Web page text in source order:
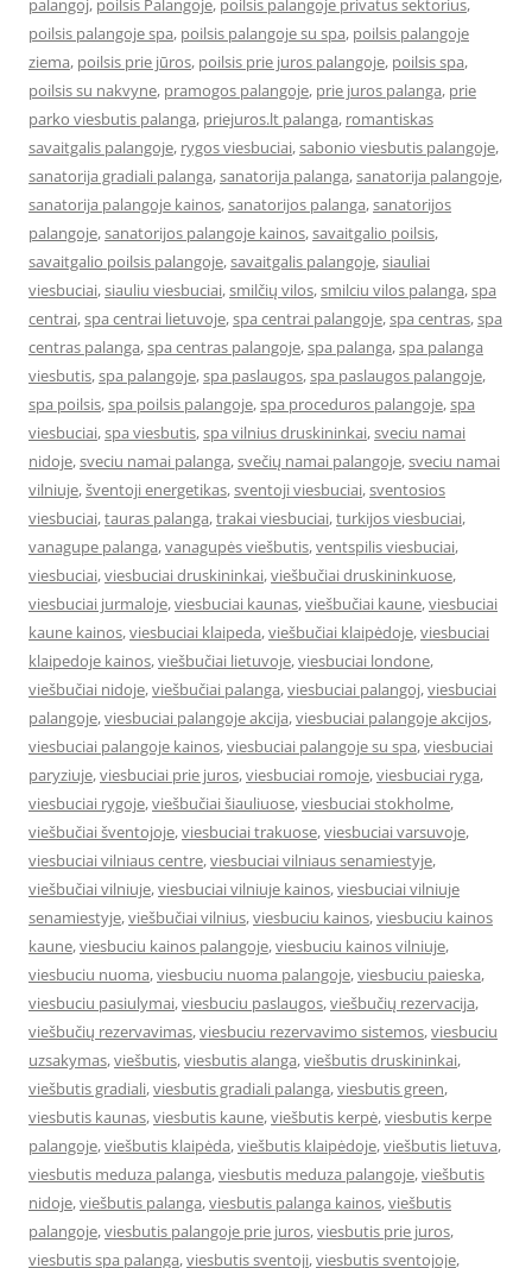
palangoj, poilsis Palangoje, poilsis palangoje privatus sektorius,
poilsis palangoje spa, poilsis palangoje su spa, poilsis palangoje
ziema, poilsis prie jūros, poilsis prie juros palangoje, poilsis spa,
poilsis su nakvyne, pramogos palangoje, prie juros palanga, prie
parko viesbutis palanga, priejuros.lt palanga, romantiskas
savaitgalis palangoje, rygos viesbuciai,sabonio viesbutis palangoje,
sanatorija gradiali palanga,sanatorija palanga,sanatorija palangoje,
sanatorija palangoje kainos,sanatorijos palanga,sanatorijos
palangoje,sanatorijos palangoje kainos,savaitgalio poilsis,
savaitgalio poilsis palangoje,savaitgalis palangoje,siauliai
viesbuciai,siauliu viesbuciai,smilčių vilos,smilciu vilos palanga,spa
centrai,spa centrai lietuvoje,spa centrai palangoje,spa centras,spa
centras palanga,spa centras palangoje,spa palanga,spa palanga
viesbutis,spa palangoje,spa paslaugos,spa paslaugos palangoje,
spa poilsis,spa poilsis palangoje,spa proceduros palangoje,spa
viesbuciai,spa viesbutis,spa vilnius druskininkai,sveciu namai
nidoje,sveciu namai palanga,svečių namai palangoje,sveciu namai
vilniuje,šventoji energetikas,sventoji viesbuciai,sventosios
viesbuciai,tauras palanga,trakai viesbuciai,turkijos viesbuciai,
vanagupe palanga,vanagupės viešbutis,ventspilis viesbuciai,
viesbuciai,viesbuciai druskininkai,viešbučiai druskininkuose,
viesbuciai jurmaloje,viesbuciai kaunas,viešbučiai kaune,viesbuciai
kaune kainos,viesbuciai klaipeda,viešbučiai klaipėdoje,viesbuciai
klaipedoje kainos,viešbučiai lietuvoje,viesbuciai londone,
viešbučiai nidoje,viešbučiai palanga,viesbuciai palangoj,viesbuciai
palangoje,viesbuciai palangoje akcija,viesbuciai palangoje akcijos,
viesbuciai palangoje kainos,viesbuciai palangoje su spa,viesbuciai
paryziuje,viesbuciai prie juros,viesbuciai romoje,viesbuciai ryga,
viesbuciai rygoje,viešbučiai šiauliuose,viesbuciai stokholme,
viešbučiai šventojoje,viesbuciai trakuose,viesbuciai varsuvoje,
viesbuciai vilniaus centre,viesbuciai vilniaus senamiestyje,
viešbučiai vilniuje,viesbuciai vilniuje kainos,viesbuciai vilniuje
senamiestyje,viešbučiai vilnius,viesbuciu kainos,viesbuciu kainos
kaune,viesbuciu kainos palangoje,viesbuciu kainos vilniuje,
viesbuciu nuoma,viesbuciu nuoma palangoje,viesbuciu paieska,
viesbuciu pasiulymai,viesbuciu paslaugos,viešbučių rezervacija,
viešbučių rezervavimas,viesbuciu rezervavimo sistemos,viesbuciu
uzsakymas,viešbutis,viesbutis alanga,viešbutis druskininkai,
viešbutis gradiali,viesbutis gradiali palanga,viesbutis green,
viesbutis kaunas,viesbutis kaune,viešbutis kerpė,viesbutis kerpe
palangoje,viešbutis klaipėda,viešbutis klaipėdoje,viešbutis lietuva,
viesbutis meduza palanga,viesbutis meduza palangoje,viešbutis
nidoje,viešbutis palanga,viesbutis palanga kainos,viešbutis
palangoje,viesbutis palangoje prie juros,viesbutis prie juros,
viesbutis spa palanga,viesbutis sventoji,viesbutis sventojoje,